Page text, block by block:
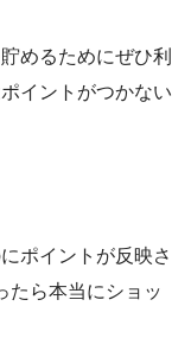
めるためにぜひ利
イントがつかない
ポイントが反映さ
たら本当にショッ